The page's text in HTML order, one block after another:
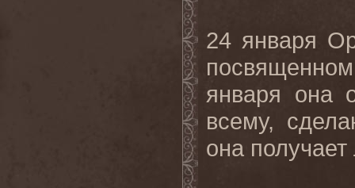
24 января
января она
всему,
она